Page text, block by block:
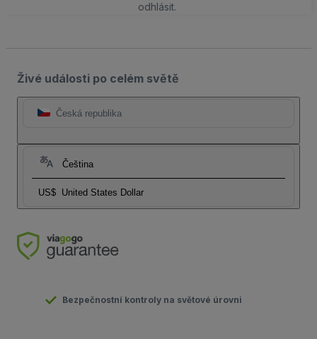
odhlásit.
Živé události po celém světě
Česká republika
Čeština
US$ United States Dollar
Bezpečnostní kontroly na světové úrovni